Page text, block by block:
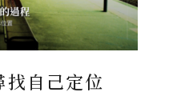
自己定位